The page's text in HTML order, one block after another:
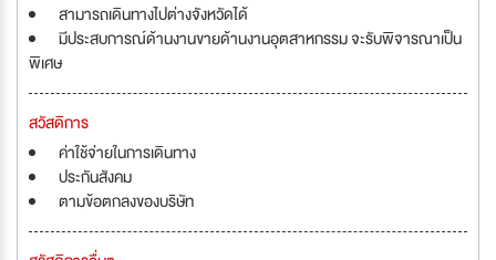
สามารถเดินทางไปต่างจังหวัดได้
มีประสบการณ์ด้านงานขายด้านงานอุตสาหกรรม จะรับพิจารณาเป็น
พิเศษ
สวัสดิการ
ค่าใช้จ่ายในการเดินทาง
ประกันสังคม
ตามข้อตกลงของบริษัท